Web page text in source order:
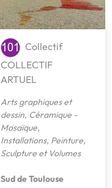
Collectif
COLLECTIF
ARTUEL
Arts graphiques et
dessin, Céramique -
Mosaïque,
Installations, Peinture,
Sculpture et Volumes
Sud de Toulouse